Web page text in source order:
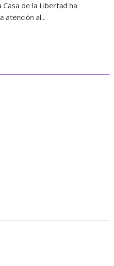
Casa de la Libertad ha
atención al...